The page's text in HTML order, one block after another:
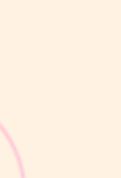
yang dimulai
seperti sebelum
mengalami